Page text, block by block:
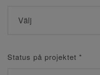
Status på projektet *